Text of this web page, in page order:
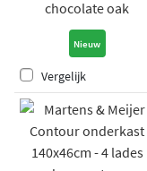
Nieuw
Vergelijk